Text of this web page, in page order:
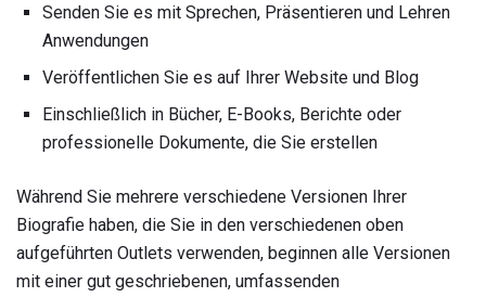
Senden Sie es mit Sprechen, Präsentieren und Lehren
Anwendungen
Veröffentlichen Sie es auf Ihrer Website und Blog
Einschließlich in Bücher, E-Books, Berichte oder
professionelle Dokumente, die Sie erstellen
Während Sie mehrere verschiedene Versionen Ihrer
Biografie haben, die Sie in den verschiedenen oben
aufgeführten Outlets verwenden, beginnen alle Versionen
mit einer gut geschriebenen, umfassenden